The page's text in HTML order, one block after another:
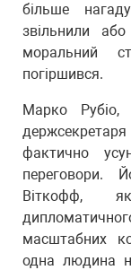
більше
звільнили
моральний
погіршився.
Марко Рубіо,
держсекретаря
фактично
переговори.
Віткофф,
масштабних
одна людина